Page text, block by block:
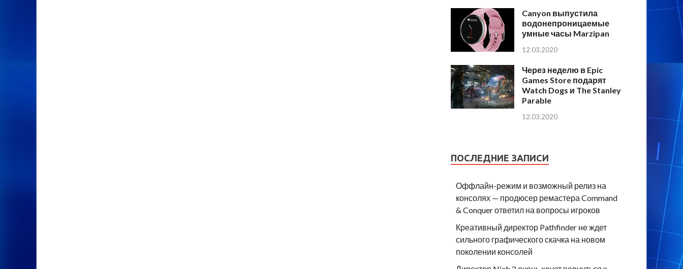
Canyon выпустила
водонепроницаемые
умные часы Marzipan
12.03.2020
Через неделю в Epic
Games Store подарят
Watch Dogs и The Stanley
Parable
12.03.2020
ПОСЛЕДНИЕ ЗАПИСИ
Оффлайн-режим и возможный релиз на
консолях — продюсер ремастера Command
& Conquer ответил на вопросы игроков
Креативный директор Pathfinder не ждет
сильного графического скачка на новом
поколении консолей